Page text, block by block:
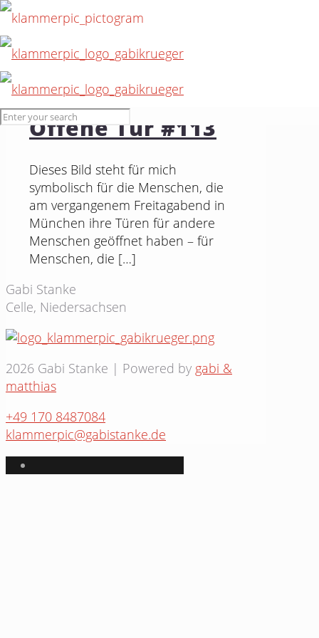
24. Juli 2016
Offene Tür #113
Dieses Bild steht für mich
symbolisch für die Menschen, die
am vergangenem Freitagabend in
München ihre Türen für andere
Menschen geöffnet haben – für
Menschen, die […]
Gabi Stanke
Celle, Niedersachsen
2026 Gabi Stanke | Powered by gabi &
matthias
+49 170 8487084
klammerpic@gabistanke.de